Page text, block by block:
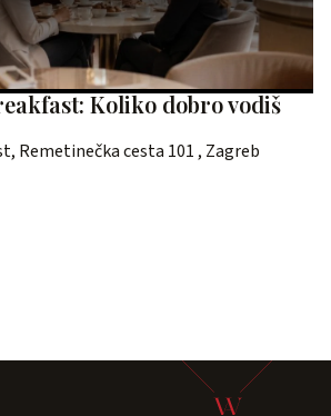
Koliko dobro vodiš
Remetinečka cesta 101 , Zagreb